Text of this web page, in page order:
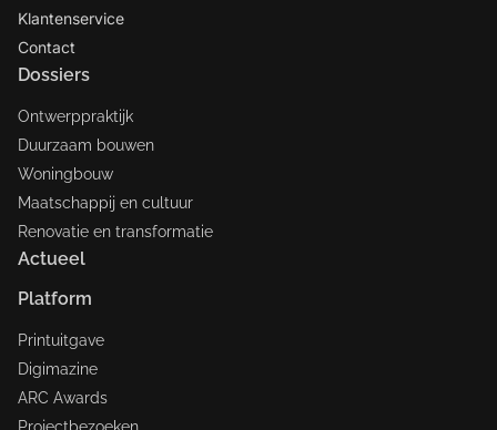
Klantenservice
Contact
Dossiers
Ontwerppraktijk
Duurzaam bouwen
Woningbouw
Maatschappij en cultuur
Renovatie en transformatie
Actueel
Platform
Printuitgave
Digimazine
ARC Awards